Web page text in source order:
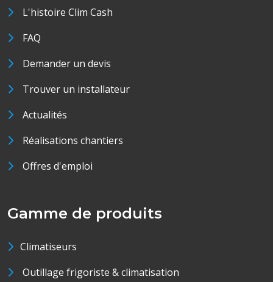
L'histoire Clim Cash
FAQ
Demander un devis
Trouver un installateur
Actualités
Réalisations chantiers
Offres d'emploi
Gamme de produits
Climatiseurs
Outillage frigoriste & climatisation